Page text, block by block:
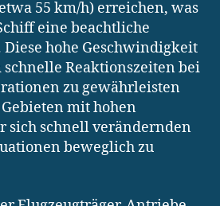
55 km/h) erreichen, was
eine beachtliche
hohe Geschwindigkeit
Reaktionszeiten bei
zu gewährleisten
mit hohen
sich schnell verändernden
beweglich zu